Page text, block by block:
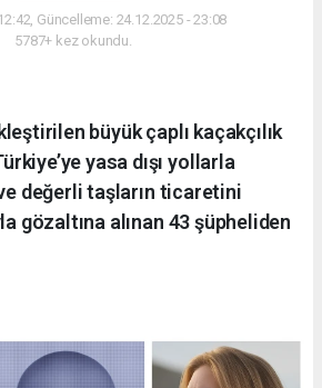
Güncelleme: 24.12.2025 - 23:08
5787+ kez okundu.
büyük çaplı kaçakçılık
yasa dışı yollarla
değerli taşların ticaretini
gözaltına alınan 43 şüpheliden